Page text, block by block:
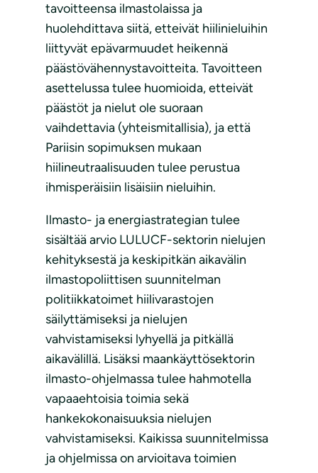
tavoitteensa ilmastolaissa ja
huolehdittava siitä, etteivät hiilinieluihin
liittyvät epävarmuudet heikennä
päästövähennystavoitteita. Tavoitteen
asettelussa tulee huomioida, etteivät
päästöt ja nielut ole suoraan
vaihdettavia (yhteismitallisia), ja että
Pariisin sopimuksen mukaan
hiilineutraalisuuden tulee perustua
ihmisperäisiin lisäisiin nieluihin.
Ilmasto- ja energiastrategian tulee
sisältää arvio LULUCF-sektorin nielujen
kehityksestä ja keskipitkän aikavälin
ilmastopoliittisen suunnitelman
politiikkatoimet hiilivarastojen
säilyttämiseksi ja nielujen
vahvistamiseksi lyhyellä ja pitkällä
aikavälillä. Lisäksi maankäyttösektorin
ilmasto-ohjelmassa tulee hahmotella
vapaaehtoisia toimia sekä
hankekokonaisuuksia nielujen
vahvistamiseksi. Kaikissa suunnitelmissa
ja ohjelmissa on arvioitava toimien